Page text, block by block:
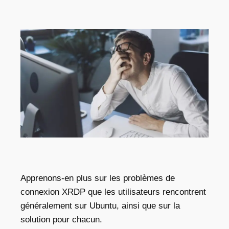
Apprenons-en plus sur les problèmes de
connexion XRDP que les utilisateurs rencontrent
généralement sur Ubuntu, ainsi que sur la
solution pour chacun.